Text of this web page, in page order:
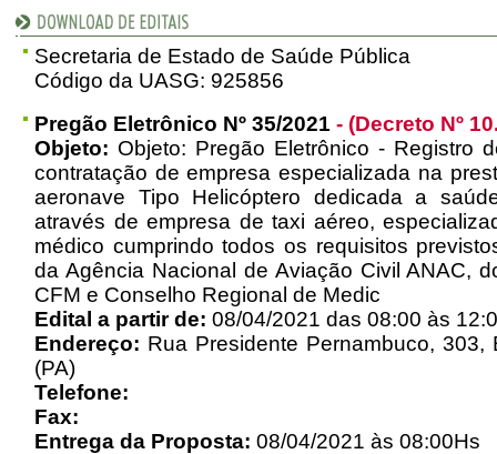
Secretaria de Estado de Saúde Pública
Código da UASG: 925856
Pregão Eletrônico Nº 35/2021 - (Decreto Nº
Objeto: Objeto: Pregão Eletrônico - Registro
contratação de empresa especializada na
aeronave Tipo Helicóptero dedicada a
através de empresa de taxi aéreo,
médico cumprindo todos os requisitos
da Agência Nacional de Aviação Civil ANAC,
CFM e Conselho Regional de Medic
Edital a partir de: 08/04/2021 das 08:00 às
Endereço: Rua Presidente Pernambuco,
(PA)
Telefone:
Fax:
Entrega da Proposta: 08/04/2021 às 08:00Hs